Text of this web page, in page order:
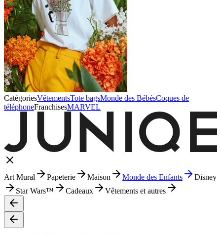
CatégoriesVêtementsTote bagsMonde des BébésCoques de
téléphoneFranchisesMARVEL
Art Mural Papeterie Maison Monde des Enfants
Disney
Star Wars™
Cadeaux Vêtements et autres